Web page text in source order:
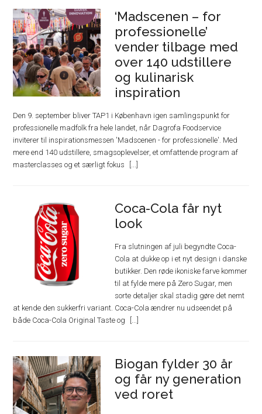
‘Madscenen – for
professionelle’
vender tilbage med
over 140 udstillere
og kulinarisk
inspiration
Den 9. september bliver TAP1 i København igen samlingspunkt for
professionelle madfolk fra hele landet, når Dagrofa Foodservice
inviterer til inspirationsmessen 'Madscenen - for professionelle'. Med
mere end 140 udstillere, smagsoplevelser, et omfattende program af
masterclasses og et særligt fokus
Coca-Cola får nyt
look
Fra slutningen af juli begyndte Coca-
Cola at dukke op i et nyt design i danske
butikker. Den røde ikoniske farve kommer
til at fylde mere på Zero Sugar, men
sorte detaljer skal stadig gøre det nemt
at kende den sukkerfri variant. Coca-Cola ændrer nu udseendet på
både Coca-Cola Original Taste og
Biogan fylder 30 år
og får ny generation
ved roret